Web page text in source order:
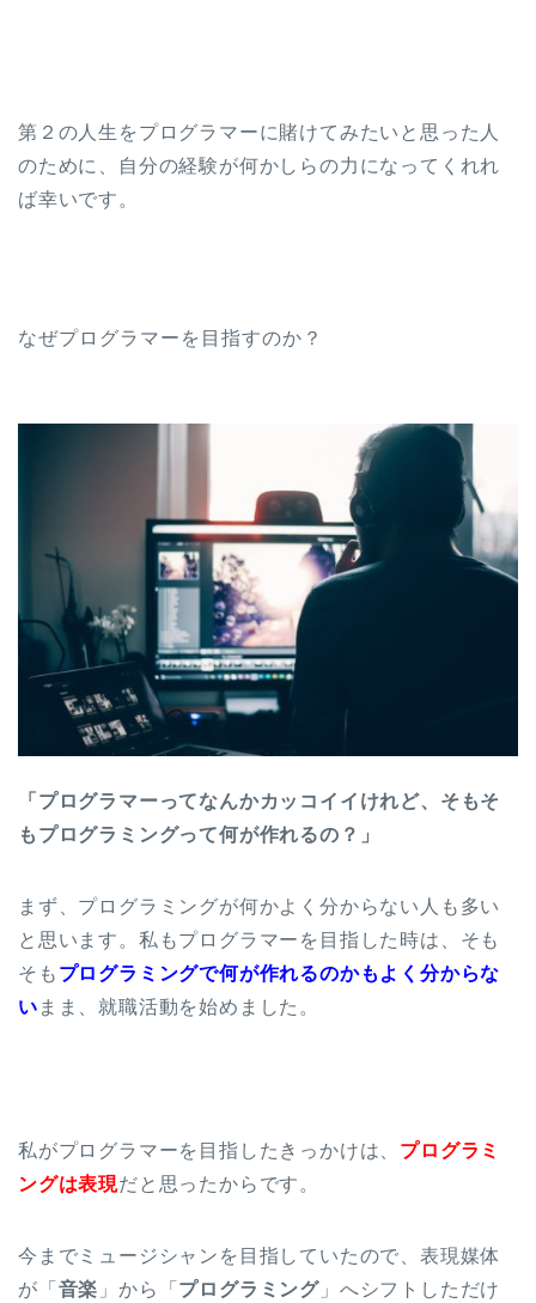
第２の人生をプログラマーに賭けてみたいと思った人
のために、自分の経験が何かしらの力になってくれれ
ば幸いです。
なぜプログラマーを目指すのか？
「プログラマーってなんかカッコイイけれど、そもそ
もプログラミングって何が作れるの？」
まず、プログラミングが何かよく分からない人も多い
と思います。私もプログラマーを目指した時は、そも
そも プログラミングで何が作れるのかもよく分からな
い まま、就職活動を始めました。
私がプログラマーを目指したきっかけは、 プログラミ
ングは表現だと思ったからです。
今までミュージシャンを目指していたので、表現媒体
が「 音楽 」から「 プログラミング 」へシフトしただけ